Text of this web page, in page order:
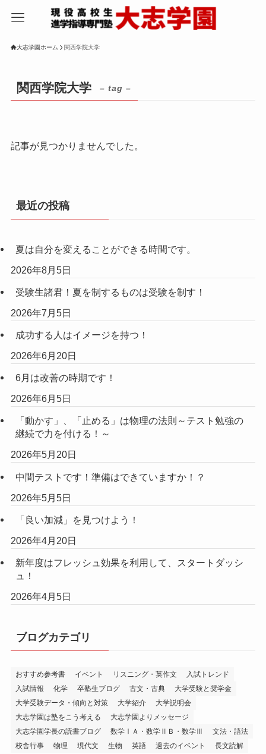
大志学園ホーム 関西学院大学
関西学院大学 – tag –
記事が見つかりませんでした。
最近の投稿
夏は自分を変えることができる時間です。
2026年8月5日
受験生諸君！夏を制するものは受験を制す！
2026年7月5日
成功する人はイメージを持つ！
2026年6月20日
6月は改善の時期です！
2026年6月5日
「動かす」、「止める」は物理の法則～テスト勉強の
継続で力を付ける！～
2026年5月20日
中間テストです！準備はできていますか！？
2026年5月5日
「良い加減」を見つけよう！
2026年4月20日
新年度はフレッシュ効果を利用して、スタートダッシ
ュ！
2026年4月5日
ブログカテゴリ
おすすめ参考書 イベント リスニング・英作文
入試トレンド
入試情報
化学 卒塾生ブログ 古文・古典
大学受験と奨学金
大学受験データ・傾向と対策
大学紹介
大学説明会
大志学園は塾をこう考える
大志学園よりメッセージ
大志学園学長の読書ブログ
数学ⅠＡ・数学ⅡＢ・数学Ⅲ
文法・語法
校舎行事
物理 現代文 生物 英語 過去のイベント 長文読解